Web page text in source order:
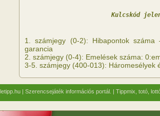
Kulcskód
1. számjegy (0-2): Hibapontok
garancia
2. számjegy (0-4): Emelések száma:
3-5. számjegy (400-013): Háromesélyek
| Szerencsejáték információs portál. | Tippmix, totó,